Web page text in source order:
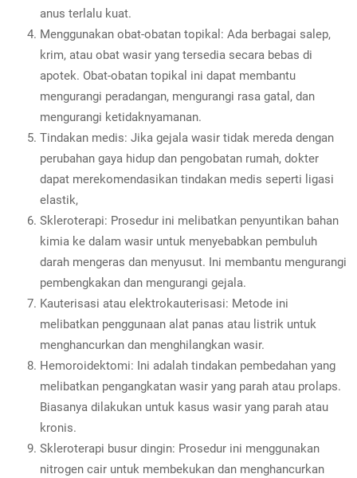
anus terlalu kuat.
Menggunakan obat-obatan topikal: Ada berbagai salep,
krim, atau obat wasir yang tersedia secara bebas di
apotek. Obat-obatan topikal ini dapat membantu
mengurangi peradangan, mengurangi rasa gatal, dan
mengurangi ketidaknyamanan.
Tindakan medis: Jika gejala wasir tidak mereda dengan
perubahan gaya hidup dan pengobatan rumah, dokter
dapat merekomendasikan tindakan medis seperti ligasi
elastik,
Skleroterapi: Prosedur ini melibatkan penyuntikan bahan
kimia ke dalam wasir untuk menyebabkan pembuluh
darah mengeras dan menyusut. Ini membantu mengurangi
pembengkakan dan mengurangi gejala.
Kauterisasi atau elektrokauterisasi: Metode ini
melibatkan penggunaan alat panas atau listrik untuk
menghancurkan dan menghilangkan wasir.
Hemoroidektomi: Ini adalah tindakan pembedahan yang
melibatkan pengangkatan wasir yang parah atau prolaps.
Biasanya dilakukan untuk kasus wasir yang parah atau
kronis.
Skleroterapi busur dingin: Prosedur ini menggunakan
nitrogen cair untuk membekukan dan menghancurkan